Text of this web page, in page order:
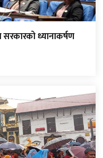
ध्यानाकर्षण